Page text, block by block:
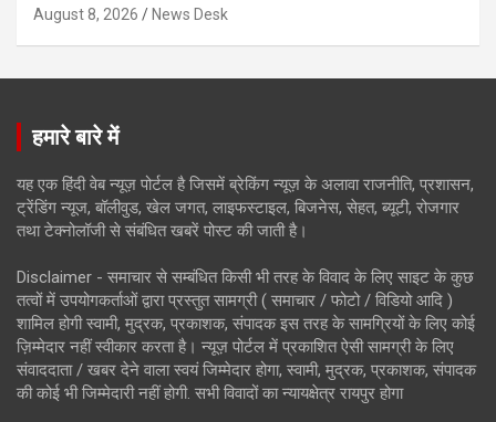
August 8, 2026 News Desk
हमारे बारे में
यह एक हिंदी वेब न्यूज़ पोर्टल है जिसमें ब्रेकिंग न्यूज़ के अलावा राजनीति, प्रशासन,
ट्रेंडिंग न्यूज, बॉलीवुड, खेल जगत, लाइफस्टाइल, बिजनेस, सेहत, ब्यूटी, रोजगार
तथा टेक्नोलॉजी से संबंधित खबरें पोस्ट की जाती है।
Disclaimer - समाचार से सम्बंधित किसी भी तरह के विवाद के लिए साइट के कुछ
तत्वों में उपयोगकर्ताओं द्वारा प्रस्तुत सामग्री ( समाचार / फोटो / विडियो आदि )
शामिल होगी स्वामी, मुद्रक, प्रकाशक, संपादक इस तरह के सामग्रियों के लिए कोई
ज़िम्मेदार नहीं स्वीकार करता है। न्यूज़ पोर्टल में प्रकाशित ऐसी सामग्री के लिए
संवाददाता / खबर देने वाला स्वयं जिम्मेदार होगा, स्वामी, मुद्रक, प्रकाशक, संपादक
की कोई भी जिम्मेदारी नहीं होगी. सभी विवादों का न्यायक्षेत्र रायपुर होगा